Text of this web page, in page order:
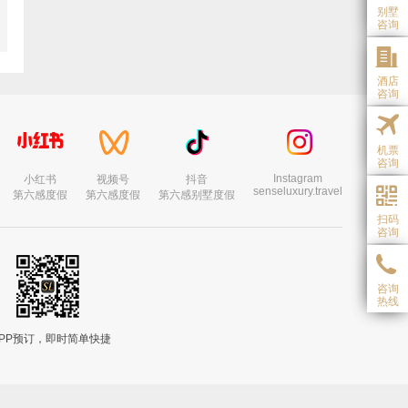
小红书
第六感度假
视频号
第六感度假
抖音
第六感别墅度假
Instagram
senseluxury.travel
预订，即时简单快捷
别墅
咨询
酒店
咨询
机票
咨询
扫码
咨询
咨询
热线